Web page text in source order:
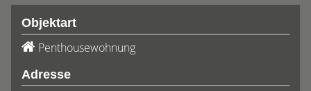
Objektart
Penthousewohnung
Adresse